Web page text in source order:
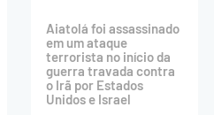
Aiatolá foi assassinado
em um ataque
terrorista no início da
guerra travada contra
o Irã por Estados
Unidos e Israel